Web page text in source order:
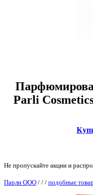
Parli
Не пропускайте акции и
Парли ООО / / / подобные